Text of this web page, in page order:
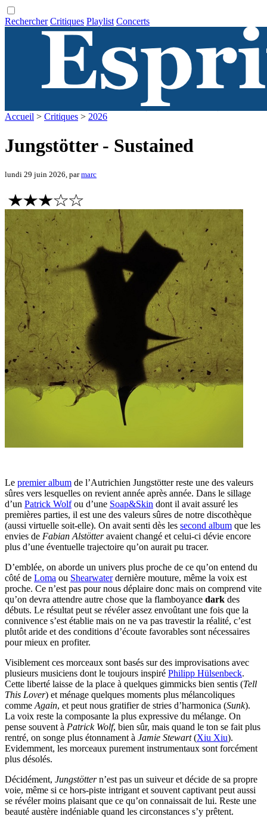
Rechercher Critiques Playlist Concerts
Accueil > Critiques > 2026
Jungstötter - Sustained
lundi 29 juin 2026, parmarc
Le premier album de l’Autrichien Jungstötter reste une des valeurs
sûres vers lesquelles on revient année après année. Dans le sillage
d’un Patrick Wolfou d’une Soap&Skin dont il avait assuré les
premières parties, il est une des valeurs sûres de notre discothèque
(aussi virtuelle soit-elle). On avait senti dès les second album que les
envies de Fabian Alstötteravaient changé et celui-ci dévie encore
plus d’une éventuelle trajectoire qu’on aurait pu tracer.
D’emblée, on aborde un univers plus proche de ce qu’on entend du
côté de Loma ou Shearwaterdernière mouture, même la voix est
proche. Ce n’est pas pour nous déplaire donc mais on comprend vite
qu’on devra attendre autre chose que la flamboyance dark des
débuts. Le résultat peut se révéler assez envoûtant une fois que la
connivence s’est établie mais on ne va pas travestir la réalité, c’est
plutôt aride et des conditions d’écoute favorables sont nécessaires
pour mieux en profiter.
Visiblement ces morceaux sont basés sur des improvisations avec
plusieurs musiciens dont le toujours inspiré Philipp Hülsenbeck.
Cette liberté laisse de la place à quelques gimmicks bien sentis (Tell
This Lover) et ménage quelques moments plus mélancoliques
comme Again, et peut nous gratifier de stries d’harmonica (Sunk).
La voix reste la composante la plus expressive du mélange. On
pense souvent à Patrick Wolf, bien sûr, mais quand le ton se fait plus
rentré, on songe plus étonnament à Jamie Stewart(Xiu Xiu).
Evidemment, les morceaux purement instrumentaux sont forcément
plus désolés.
Décidément, Jungstöttern’est pas un suiveur et décide de sa propre
voie, même si ce hors-piste intrigant et souvent captivant peut aussi
se révéler moins plaisant que ce qu’on connaissait de lui. Reste une
beauté austère indéniable quand les circonstances s’y prêtent.